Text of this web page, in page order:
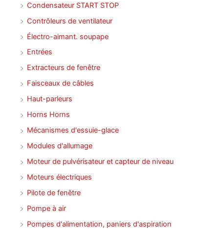
Condensateur START STOP
Contrôleurs de ventilateur
Électro-aimant. soupape
Entrées
Extracteurs de fenêtre
Faisceaux de câbles
Haut-parleurs
Horns Horns
Mécanismes d'essuie-glace
Modules d'allumage
Moteur de pulvérisateur et capteur de niveau
Moteurs électriques
Pilote de fenêtre
Pompe à air
Pompes d'alimentation, paniers d'aspiration